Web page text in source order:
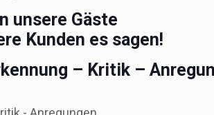
unsere Gäste
Kunden es sagen!
– Kritik –